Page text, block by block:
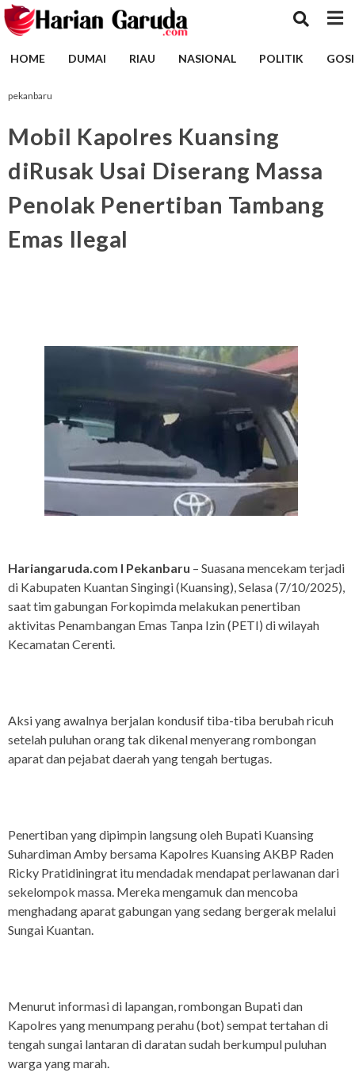
HOME DUMAI RIAU NASIONAL POLITIK
pekanbaru
Mobil Kapolres Kuansing
diRusak Usai Diserang Massa
Penolak Penertiban Tambang
Emas Ilegal
Hariangaruda.com I Pekanbaru – Suasana mencekam terjadi
di Kabupaten Kuantan Singingi (Kuansing), Selasa (7/10/2025),
saat tim gabungan Forkopimda melakukan penertiban
aktivitas Penambangan Emas Tanpa Izin (PETI) di wilayah
Kecamatan Cerenti.
Aksi yang awalnya berjalan kondusif tiba-tiba berubah ricuh
setelah puluhan orang tak dikenal menyerang rombongan
aparat dan pejabat daerah yang tengah bertugas.
Penertiban yang dipimpin langsung oleh Bupati Kuansing
Suhardiman Amby bersama Kapolres Kuansing AKBP Raden
Ricky Pratidiningrat itu mendadak mendapat perlawanan dari
sekelompok massa. Mereka mengamuk dan mencoba
menghadang aparat gabungan yang sedang bergerak melalui
Sungai Kuantan.
Menurut informasi di lapangan, rombongan Bupati dan
Kapolres yang menumpang perahu (bot) sempat tertahan di
tengah sungai lantaran di daratan sudah berkumpul puluhan
warga yang marah.